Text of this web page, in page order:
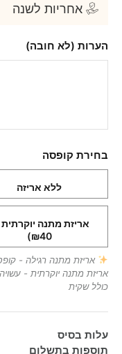
אחריות לשנה
הערות (לא חובה)
בחירת קופסה
ללא אריזה
אריזת מתנה יוקרתית
₪40)
אריזת מתנה רגילה -
אריזת מתנה יוקרתית -
כולל שקית
עלות בסיס
תוספות בתשלום